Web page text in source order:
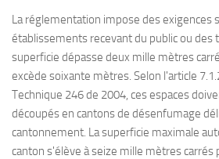
La réglementation impose des exigences
établissements recevant du public ou des
superficie dépasse deux mille mètres
excède soixante mètres. Selon l'article
Technique 246 de 2004, ces espaces
découpés en cantons de désenfumage
cantonnement. La superficie maximale
canton s'élève à seize mille mètres